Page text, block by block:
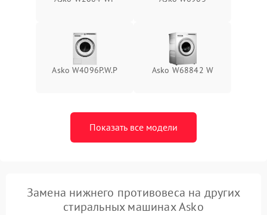
Asko W4096P.W.P Asko W68842 W
Показать все модели
Замена нижнего противовеса на других
стиральных машинах Asko